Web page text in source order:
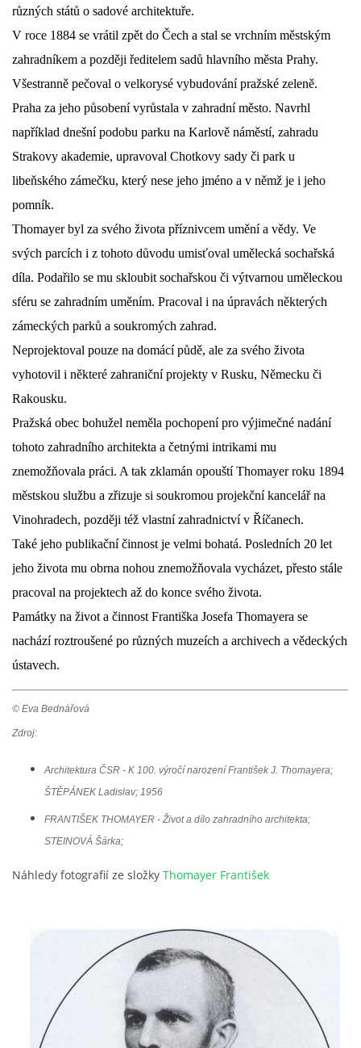
různých států o sadové architektuře.
V roce 1884 se vrátil zpět do Čech a stal se vrchním městským
zahradníkem a později ředitelem sadů hlavního města Prahy.
Všestranně pečoval o velkorysé vybudování pražské zeleně.
Praha za jeho působení vyrůstala v zahradní město. Navrhl
například dnešní podobu parku na Karlově náměstí, zahradu
Strakovy akademie, upravoval Chotkovy sady či park u
libeňského zámečku, který nese jeho jméno a v němž je i jeho
pomník.
Thomayer byl za svého života příznivcem umění a vědy. Ve
svých parcích i z tohoto důvodu umisťoval umělecká sochařská
díla. Podařilo se mu skloubit sochařskou či výtvarnou uměleckou
sféru se zahradním uměním. Pracoval i na úpravách některých
zámeckých parků a soukromých zahrad.
Neprojektoval pouze na domácí půdě, ale za svého života
vyhotovil i některé zahraniční projekty v Rusku, Německu či
Rakousku.
Pražská obec bohužel neměla pochopení pro výjimečné nadání
tohoto zahradního architekta a četnými intrikami mu
znemožňovala práci. A tak zklamán opouští Thomayer roku 1894
městskou službu a zřizuje si soukromou projekční kancelář na
Vinohradech, později též vlastní zahradnictví v Říčanech.
Také jeho publikační činnost je velmi bohatá. Posledních 20 let
jeho života mu obrna nohou znemožňovala vycházet, přesto stále
pracoval na projektech až do konce svého života.
Památky na život a činnost Františka Josefa Thomayera se
nachází roztroušené po různých muzeích a archivech a vědeckých
ústavech.
© Eva Bednářová
Zdroj:
Architektura ČSR - K 100. výročí narození František J. Thomayera;
ŠTĚPÁNEK Ladislav; 1956
​FRANTIŠEK THOMAYER - Život a dílo zahradního architekta;
STEINOVÁ Šárka;
Náhledy fotografií ze složky Thomayer František